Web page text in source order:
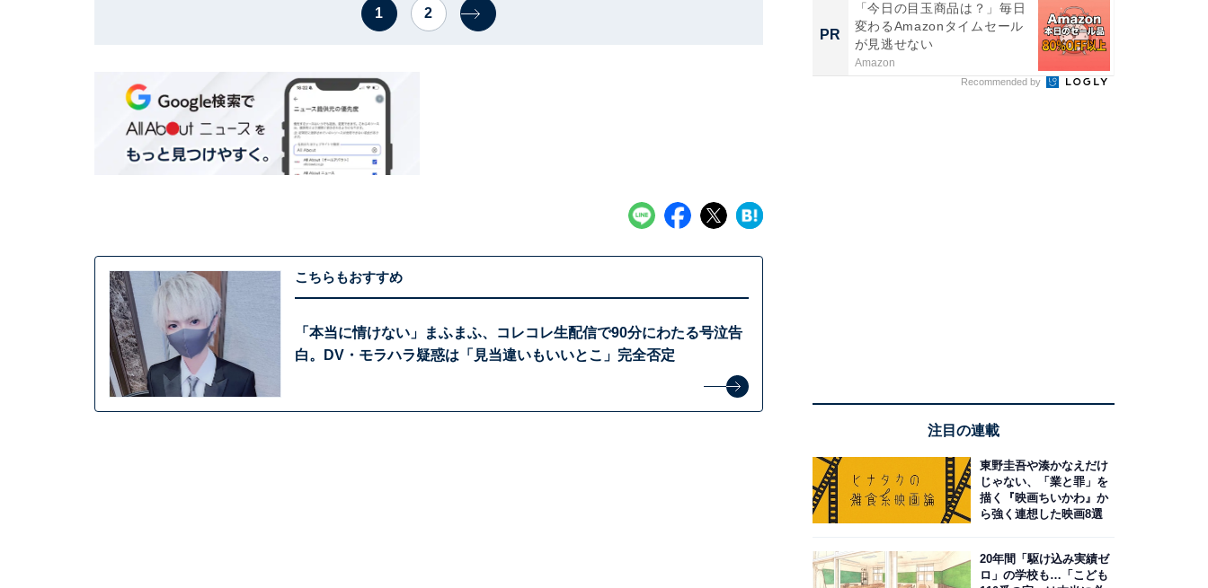
1 2
こちらもおすすめ
「本当に情けない」まふまふ、コレコレ生配信で90分にわたる号泣告
白。DV・モラハラ疑惑は「見当違いもいいとこ」完全否定
PR
「今日の目玉商品は？」毎日
変わるAmazonタイムセール
が見逃せない
Amazon
Recommended by
注目の連載
東野圭吾や湊かなえだけ
じゃない、「業と罪」を
描く『映画ちいかわ』か
ら強く連想した映画8選
20年間「駆け込み実績ゼ
ロ」の学校も…「こども